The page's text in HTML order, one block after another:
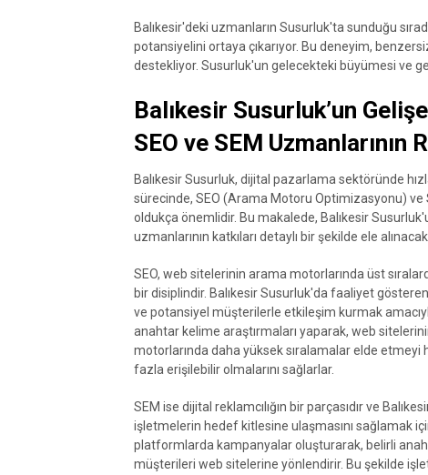
Balıkesir'deki uzmanların Susurluk'ta sunduğu
potansiyelini ortaya çıkarıyor. Bu deneyim,
destekliyor. Susurluk'un gelecekteki büyümesi ve
Balıkesir Susurluk’un
SEO ve SEM Uzmanlarının
Balıkesir Susurluk, dijital pazarlama sektöründe
sürecinde, SEO (Arama Motoru Optimizasyonu) ve
oldukça önemlidir. Bu makalede, Balıkesir
uzmanlarının katkıları detaylı bir şekilde ele
SEO, web sitelerinin arama motorlarında üst
bir disiplindir. Balıkesir Susurluk'da faaliyet
ve potansiyel müşterilerle etkileşim kurmak
anahtar kelime araştırmaları yaparak, web
motorlarında daha yüksek sıralamalar elde
fazla erişilebilir olmalarını sağlarlar.
SEM ise dijital reklamcılığın bir parçasıdır ve
işletmelerin hedef kitlesine ulaşmasını sağlamak
platformlarda kampanyalar oluşturarak, belirli
müşterileri web sitelerine yönlendirir. Bu şekilde